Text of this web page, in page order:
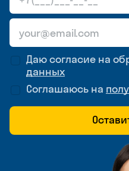
Даю согласие на
данных
Соглашаюсь на